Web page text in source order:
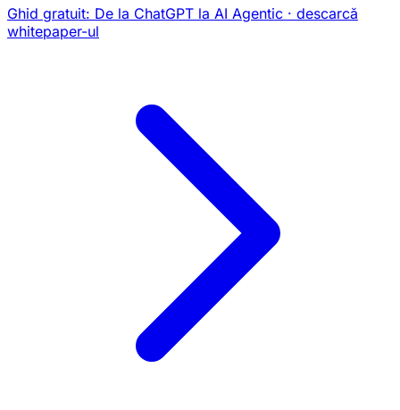
Ghid gratuit: De la ChatGPT la AI Agentic · descarcă
whitepaper-ul